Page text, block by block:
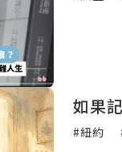
如果
#紐約